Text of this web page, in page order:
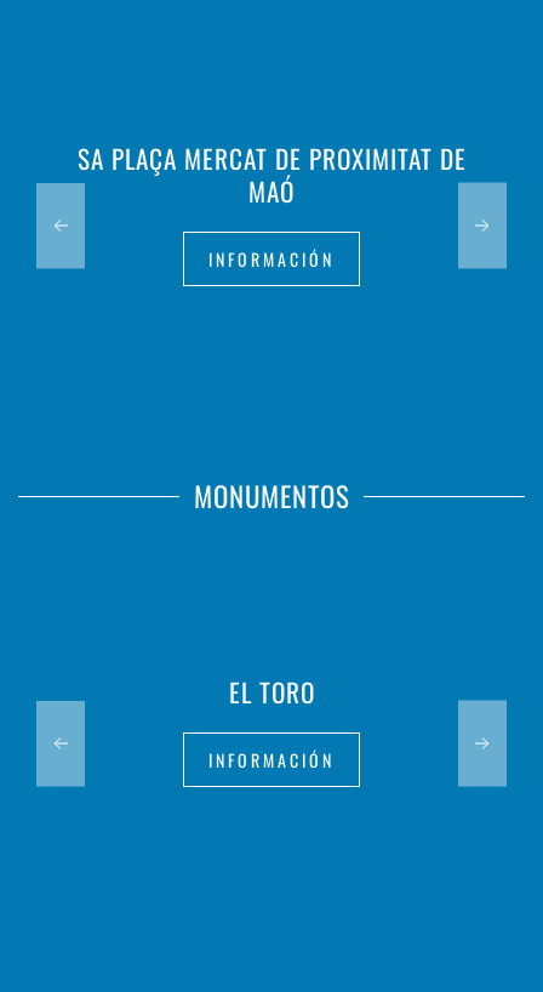
SA PLAÇA MERCAT DE PROXIMITAT DE
MAÓ
INFORMACIÓN
MONUMENTOS
EL TORO
INFORMACIÓN